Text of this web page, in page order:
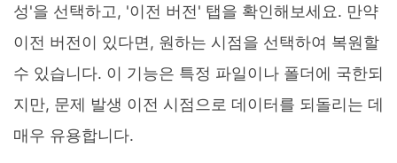
성'을 선택하고, '이전 버전' 탭을 확인해보세요. 만약
이전 버전이 있다면, 원하는 시점을 선택하여 복원할
수 있습니다. 이 기능은 특정 파일이나 폴더에 국한되
지만, 문제 발생 이전 시점으로 데이터를 되돌리는 데
매우 유용합니다.